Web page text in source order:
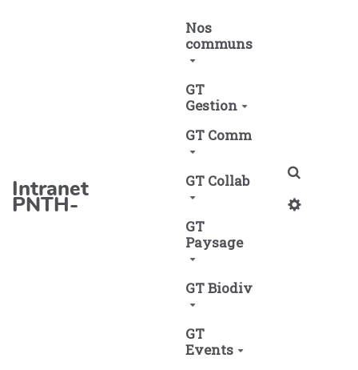
Aller au contenu principal
Intranet
PNTH-
Nos
communs
GT
Gestion
GT Comm
GT Collab
GT
Paysage
GT Biodiv
GT
Events